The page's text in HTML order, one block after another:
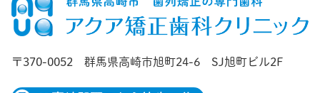
〒370-0052 群馬県高崎市旭町24-6 SJ旭町ビル2F